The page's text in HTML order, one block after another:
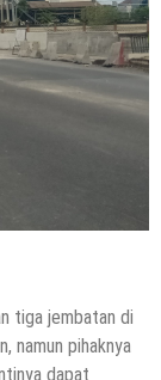
tiga jembatan di
namun pihaknya
dapat